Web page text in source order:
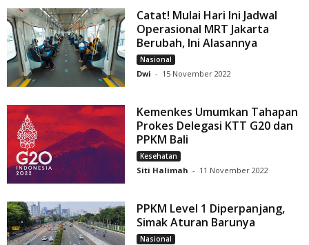
Catat! Mulai Hari Ini Jadwal
Operasional MRT Jakarta
Berubah, Ini Alasannya
Nasional
Dwi - 15 November 2022
Kemenkes Umumkan Tahapan
Prokes Delegasi KTT G20 dan
PPKM Bali
Kesehatan
Siti Halimah - 11 November 2022
PPKM Level 1 Diperpanjang,
Simak Aturan Barunya
Nasional